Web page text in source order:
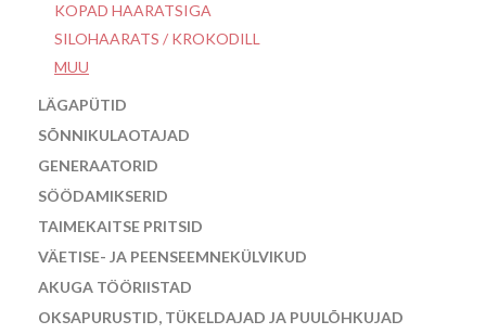
KOPAD HAARATSIGA
SILOHAARATS / KROKODILL
MUU
LÄGAPÜTID
SÕNNIKULAOTAJAD
GENERAATORID
SÖÖDAMIKSERID
TAIMEKAITSE PRITSID
VÄETISE- JA PEENSEEMNEKÜLVIKUD
AKUGA TÖÖRIISTAD
OKSAPURUSTID, TÜKELDAJAD JA PUULÕHKUJAD